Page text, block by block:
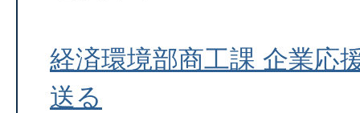
経済環境部商工課 企業応
送る